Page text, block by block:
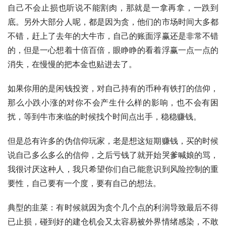
自己不会止损也听说不能割肉，那就是一拿再拿，一跌到
底。另外大部分人呢，都是因为贪，他们的市场时间大多都
不错，赶上了去年的大牛市，自己的账面浮赢还是非常不错
的，但是一心想着十倍百倍，眼睁睁的看着浮赢一点一点的
消失，在慢慢的把本金也贴进去了。
如果你用的是闲钱投资，对自己持有的币种有铁打的信仰，
那么小跌小涨的对你不会产生什么样的影响，也不会有困
扰，等到牛市来临的时候找个时间点出手，稳稳赚钱。
但是总有许多的伪信仰玩家，老是想这短期赚钱，买的时候
说自己多么多么的信仰，之后亏钱了就开始哭爹喊娘的骂，
我很讨厌这种人，我只希望你们自己能意识到风险控制的重
要性，自己要有一个度，要有自己的想法。
典型的韭菜：有时候就因为贪个几个点的利润导致最后不得
已止损，碰到好的建仓机会又太容易被外界情绪感染，不敢